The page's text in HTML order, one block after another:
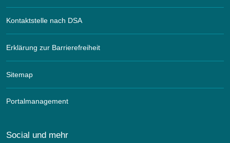
Kontaktstelle nach DSA
Erklärung zur Barrierefreiheit
Sitemap
Portalmanagement
Social und mehr